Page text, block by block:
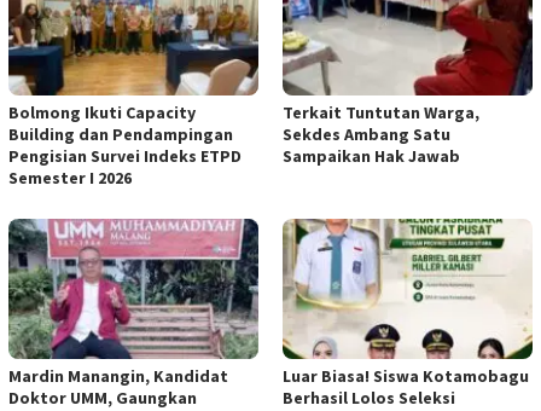
Bolmong Ikuti Capacity
Building dan Pendampingan
Pengisian Survei Indeks ETPD
Semester I 2026
Terkait Tuntutan Warga,
Sekdes Ambang Satu
Sampaikan Hak Jawab
Mardin Manangin, Kandidat
Doktor UMM, Gaungkan
Luar Biasa! Siswa Kotamobagu
Berhasil Lolos Seleksi